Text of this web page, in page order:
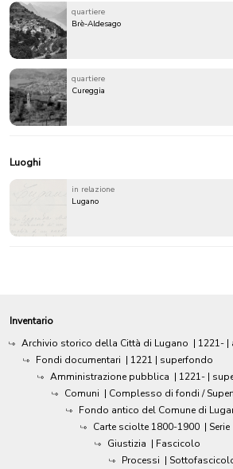
quartiere
Brè-Aldesago
quartiere
Cureggia
Luoghi
in relazione
Lugano
Inventario
Archivio storico della Città di Lugano | 1221- |
Fondi documentari | 1221 | superfondo
Amministrazione pubblica | 1221- |
Comuni | Complesso di fondi /
Fondo antico del Comune di
Carte sciolte 1800-1900 | Serie
Giustizia | Fascicolo
Processi |